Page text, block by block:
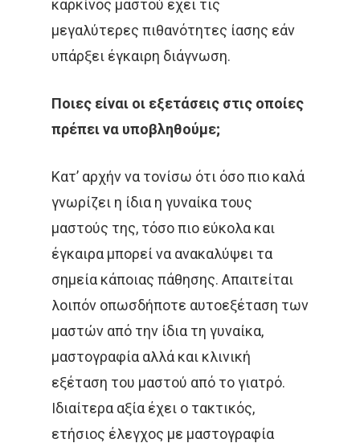
καρκίνος μαστού έχει τις
μεγαλύτερες πιθανότητες ίασης εάν
υπάρξει έγκαιρη διάγνωση.
Ποιες είναι οι εξετάσεις στις οποίες
πρέπει να υποβληθούμε;
Κατ’ αρχήν να τονίσω ότι όσο πιο καλά
γνωρίζει η ίδια η γυναίκα τους
μαστούς της, τόσο πιο εύκολα και
έγκαιρα μπορεί να ανακαλύψει τα
σημεία κάποιας πάθησης. Απαιτείται
λοιπόν οπωσδήποτε αυτοεξέταση των
μαστών από την ίδια τη γυναίκα,
μαστογραφία αλλά και κλινική
εξέταση του μαστού από το γιατρό.
Ιδιαίτερα αξία έχει ο τακτικός,
ετήσιος έλεγχος με μαστογραφία